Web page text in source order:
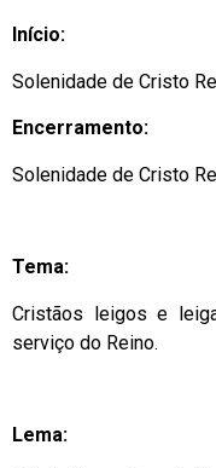
Início:
Solenidade de Cristo
Encerramento:
Solenidade de Cristo
Tema:
Cristãos leigos e
serviço do Reino.
Lema: